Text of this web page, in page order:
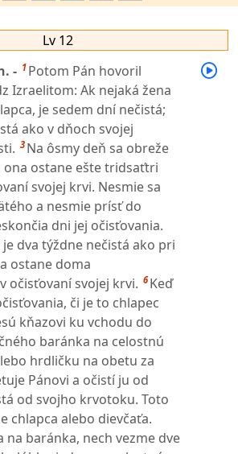
Lv 12
- 1 Potom Pán hovoril
Izraelitom: Ak nejaká žena
je sedem dní nečistá;
ako v dňoch svojej
3 Na ôsmy deň sa obreže
ona ostane ešte tridsaťtri
svojej krvi. Nesmie sa
a nesmie prísť do
dni jej očisťovania.
dva týždne nečistá ako pri
ostane doma
očisťovaní svojej krvi. 6 Keď
či je to chlapec
kňazovi ku vchodu do
baránka na celostnú
hrdličku na obetu za
Pánovi a očistí ju od
od svojho krvotoku. Toto
chlapca alebo dievčaťa.
na baránka, nech vezme dve